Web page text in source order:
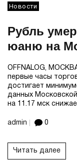
Новости
Рубль
юаню на
первые
OFFNALOG,
первые часы
достигает
данных
на 11.17 мск
admin 0
Читать далее